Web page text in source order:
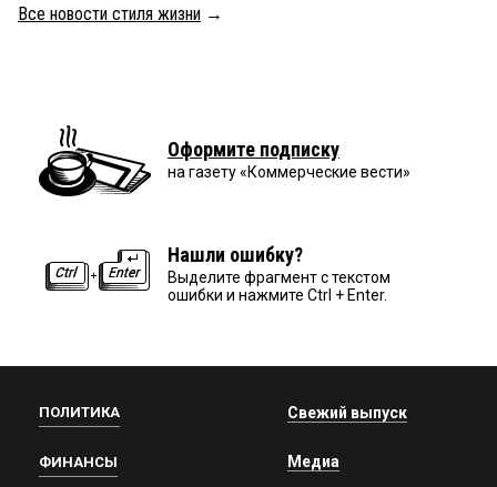
Все новости стиля жизни →
Оформите подписку
на газету «Коммерческие вести»
Нашли ошибку?
Выделите фрагмент с текстом
ошибки и нажмите Ctrl + Enter.
ПОЛИТИКА
ФИНАНСЫ
Свежий выпуск
Медиа